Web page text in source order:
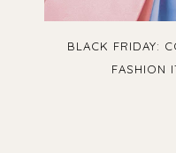
BLACK FRIDAY:
FASHION